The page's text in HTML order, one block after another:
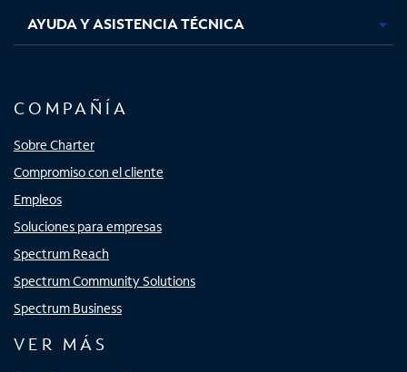
AYUDA Y ASISTENCIA TÉCNICA
COMPAÑÍA
Sobre Charter
Compromiso con el cliente
Empleos
Soluciones para empresas
Spectrum Reach
Spectrum Community Solutions
Spectrum Business
VER MÁS